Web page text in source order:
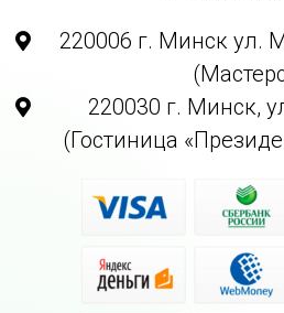
220006 г. Минск ул.
220030 г. Минск,
(Гостиница